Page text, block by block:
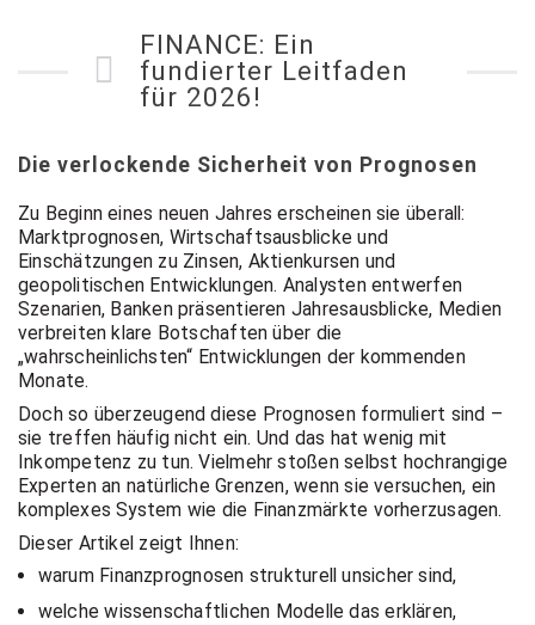
atung,
Investmen
t Coach,
Anlageber
atung
FINANCE: Ein
fundierter Leitfaden
für 2026!
Die verlockende Sicherheit von Prognosen
Zu Beginn eines neuen Jahres erscheinen sie überall:
Marktprognosen, Wirtschaftsausblicke und
Einschätzungen zu Zinsen, Aktienkursen und
geopolitischen Entwicklungen. Analysten entwerfen
Szenarien, Banken präsentieren Jahresausblicke, Medien
verbreiten klare Botschaften über die
„wahrscheinlichsten“ Entwicklungen der kommenden
Monate.
Doch so überzeugend diese Prognosen formuliert sind –
sie treffen häufig nicht ein. Und das hat wenig mit
Inkompetenz zu tun. Vielmehr stoßen selbst hochrangige
Experten an natürliche Grenzen, wenn sie versuchen, ein
komplexes System wie die Finanzmärkte vorherzusagen.
Dieser Artikel zeigt Ihnen:
warum Finanzprognosen strukturell unsicher sind,
welche wissenschaftlichen Modelle das erklären,